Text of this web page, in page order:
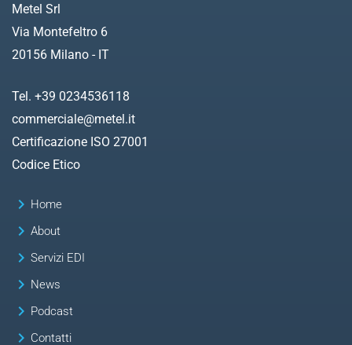
Metel Srl
Via Montefeltro 6
20156 Milano - IT
Tel. +39 0234536118
commerciale@metel.it
Certificazione ISO 27001
Codice Etico
keyboard_arrow_right Home
keyboard_arrow_right About
keyboard_arrow_right Servizi EDI
keyboard_arrow_right News
keyboard_arrow_right Podcast
keyboard_arrow_right Contatti